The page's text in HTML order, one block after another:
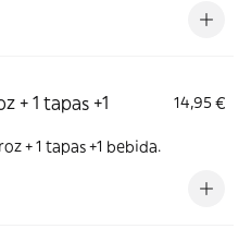
+ 1 tapas +1
14,95 €
+ 1 tapas +1 bebida.